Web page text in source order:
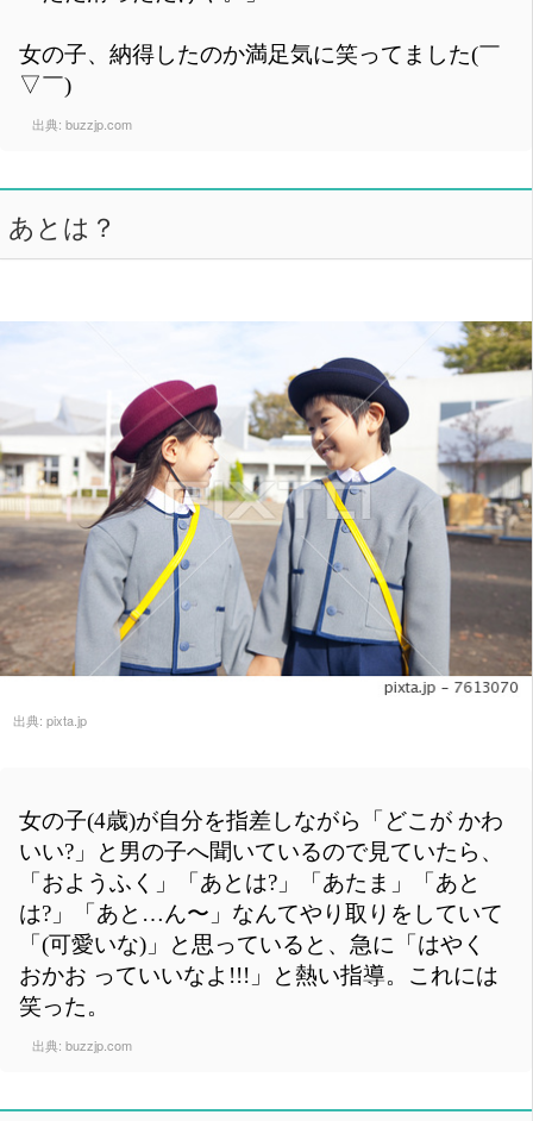
女の子、納得したのか満足気に笑ってました(￣
▽￣)
出典: buzzjp.com
あとは？
出典: pixta.jp
女の子(4歳)が自分を指差しながら「どこが かわ
いい?」と男の子へ聞いているので見ていたら、
「おようふく」「あとは?」「あたま」「あと
は?」「あと…ん〜」なんてやり取りをしていて
「(可愛いな)」と思っていると、急に「はやく
おかお っていいなよ!!!」と熱い指導。これには
笑った。
出典: buzzjp.com